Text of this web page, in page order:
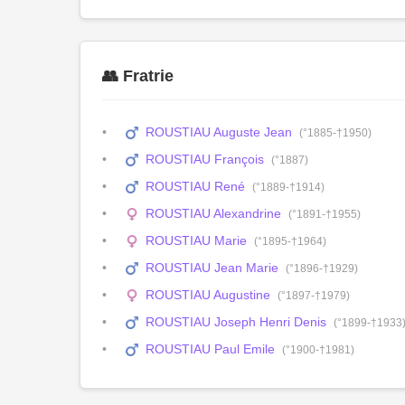
👥 Fratrie
ROUSTIAU Auguste Jean (°1885-†1950)
ROUSTIAU François (°1887)
ROUSTIAU René (°1889-†1914)
ROUSTIAU Alexandrine (°1891-†1955)
ROUSTIAU Marie (°1895-†1964)
ROUSTIAU Jean Marie (°1896-†1929)
ROUSTIAU Augustine (°1897-†1979)
ROUSTIAU Joseph Henri Denis (°1899-
ROUSTIAU Paul Emile (°1900-†1981)